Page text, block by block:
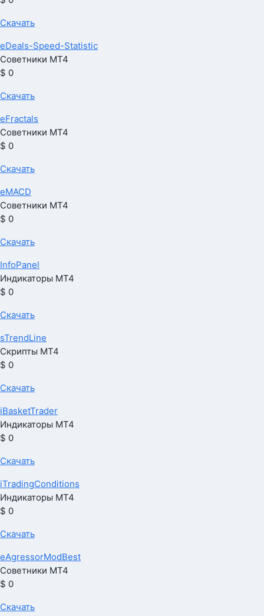
Скачать
eDeals-Speed-Statistic
Советники МТ4
$ 0
Скачать
eFractals
Советники МТ4
$ 0
Скачать
eMACD
Советники МТ4
$ 0
Скачать
InfoPanel
Индикаторы МТ4
$ 0
Скачать
sTrendLine
Скрипты МТ4
$ 0
Скачать
iBasketTrader
Индикаторы МТ4
$ 0
Скачать
iTradingConditions
Индикаторы МТ4
$ 0
Скачать
eAgressorModBest
Советники МТ4
$ 0
Скачать